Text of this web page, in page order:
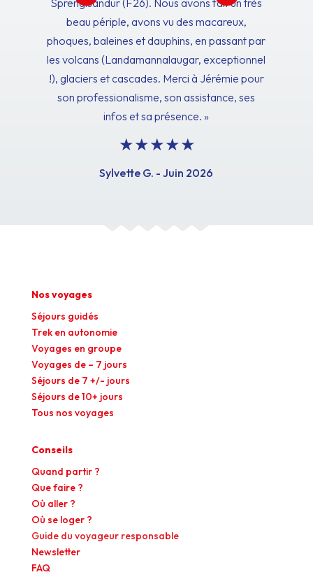
Sprengisandur (F26). Nous avons fait un très
beau périple, avons vu des macareux,
phoques, baleines et dauphins, en passant par
les volcans (Landamannalaugar, exceptionnel
!), glaciers et cascades. Merci à Jérémie pour
son professionalisme, son assistance, ses
infos et sa présence. »
Sylvette G. - Juin 2026
Nos voyages
Séjours guidés
Trek en autonomie
Voyages en groupe
Voyages de – 7 jours
Séjours de 7 +/- jours
Séjours de 10+ jours
Tous nos voyages
Conseils
Quand partir ?
Que faire ?
Où aller ?
Où se loger ?
Guide du voyageur responsable
Newsletter
FAQ